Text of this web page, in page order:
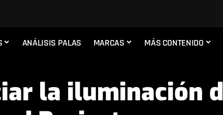
ANÁLISIS PALAS MARCAS MÁS CONTENIDO
la iluminación